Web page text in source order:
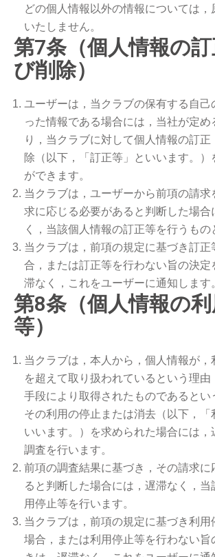
どの個人情報以外の情報については，
いたしません。
第7条（個人情報の
び削除）
ユーザーは，当クラブの保有する自己
った情報である場合には，当社が定め
り，当クラブに対して個人情報の訂正
除（以下，「訂正等」といいます。）
ができます。
当クラブは，ユーザーから前項の請求
求に応じる必要があると判断した場合
く，当該個人情報の訂正等を行うもの
当クラブは，前項の規定に基づき訂正
合，または訂正等を行わない旨の決定
滞なく，これをユーザーに通知します
第8条（個人情報の
等）
当クラブは，本人から，個人情報が，
を超えて取り扱われているという理由
手段により取得されたものであるとい
その利用の停止または消去（以下，「
いいます。）を求められた場合には，
調査を行います。
前項の調査結果に基づき，その請求に
ると判断した場合には，遅滞なく，当
用停止等を行います。
当クラブは，前項の規定に基づき利用
場合，または利用停止等を行わない旨